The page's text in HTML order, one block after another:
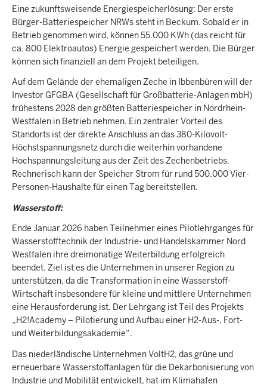
Eine zukunftsweisende Energiespeicherlösung: Der erste
Bürger-Batteriespeicher NRWs steht in Beckum. Sobald er in
Betrieb genommen wird, können 55.000 KWh (das reicht für
ca. 800 Elektroautos) Energie gespeichert werden. Die Bürger
können sich finanziell an dem Projekt beteiligen.
Auf dem Gelände der ehemaligen Zeche in Ibbenbüren will der
Investor GFGBA (Gesellschaft für Großbatterie-Anlagen mbH)
frühestens 2028 den größten Batteriespeicher in Nordrhein-
Westfalen in Betrieb nehmen. Ein zentraler Vorteil des
Standorts ist der direkte Anschluss an das 380-Kilovolt-
Höchstspannungsnetz durch die weiterhin vorhandene
Hochspannungsleitung aus der Zeit des Zechenbetriebs.
Rechnerisch kann der Speicher Strom für rund 500.000 Vier-
Personen-Haushalte für einen Tag bereitstellen.
Wasserstoff:
Ende Januar 2026 haben Teilnehmer eines Pilotlehrganges für
Wasserstofftechnik der Industrie- und Handelskammer Nord
Westfalen ihre dreimonatige Weiterbildung erfolgreich
beendet. Ziel ist es die Unternehmen in unserer Region zu
unterstützen, da die Transformation in eine Wasserstoff-
Wirtschaft insbesondere für kleine und mittlere Unternehmen
eine Herausforderung ist. Der Lehrgang ist Teil des Projekts
„H2!Academy – Pilotierung und Aufbau einer H2-Aus-, Fort-
und Weiterbildungsakademie“.
Das niederländische Unternehmen VoltH2, das grüne und
erneuerbare Wasserstoffanlagen für die Dekarbonisierung von
Industrie und Mobilität entwickelt, hat im Klimahafen